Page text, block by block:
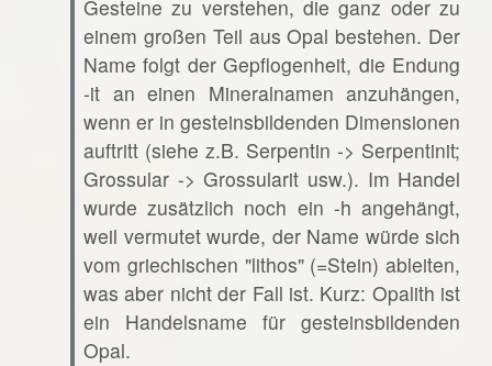
Gesteine zu verstehen, die ganz oder zu
einem großen Teil aus Opal bestehen. Der
Name folgt der Gepflogenheit, die Endung
-it an einen Mineralnamen anzuhängen,
wenn er in gesteinsbildenden Dimensionen
auftritt (siehe z.B. Serpentin -> Serpentinit;
Grossular -> Grossularit usw.). Im Handel
wurde zusätzlich noch ein -h angehängt,
weil vermutet wurde, der Name würde sich
vom griechischen "lithos" (=Stein) ableiten,
was aber nicht der Fall ist. Kurz: Opalith ist
ein Handelsname für gesteinsbildenden
Opal.